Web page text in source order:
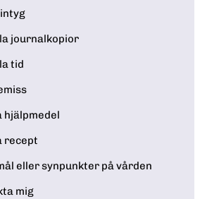
journalkopior
tid
hjälpmedel
recept
eller synpunkter på vården
mig